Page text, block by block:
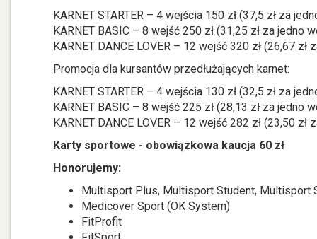
KARNET STARTER – 4 wejścia 150 zł (37,5 zł za
KARNET BASIC – 8 wejść 250 zł (31,25 zł za jedno
KARNET DANCE LOVER – 12 wejść 320 zł (26,67 zł
Promocja dla kursantów przedłużających karnet:
KARNET STARTER – 4 wejścia 130 zł (32,5 zł za
KARNET BASIC – 8 wejść 225 zł (28,13 zł za jedno
KARNET DANCE LOVER – 12 wejść 282 zł (23,50 zł
Karty sportowe - obowiązkowa kaucja 60 zł
Honorujemy:
Multisport Plus, Multisport Student, Multisport
Medicover Sport (OK System)
FitProfit